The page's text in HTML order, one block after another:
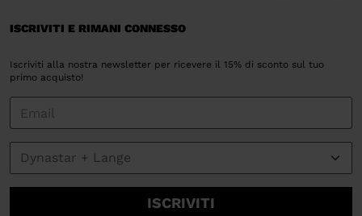
ISCRIVITI E RIMANI CONNESSO
Iscriviti alla nostra newsletter per ricevere il 15% di sconto sul tuo
primo acquisto!
ISCRIVITI